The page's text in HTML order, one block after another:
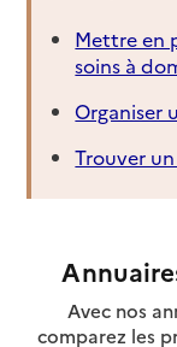
Mettre en
soins à
Organiser
Trouver
Avec nos
comparez les